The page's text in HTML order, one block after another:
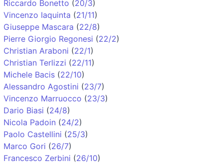
Riccardo Bonetto (20/3)
Vincenzo Iaquinta (21/11)
Giuseppe Mascara (22/8)
Pierre Giorgio Regonesi (22/2)
Christian Araboni (22/1)
Christian Terlizzi (22/11)
Michele Bacis (22/10)
Alessandro Agostini (23/7)
Vincenzo Marruocco (23/3)
Dario Biasi (24/8)
Nicola Padoin (24/2)
Paolo Castellini (25/3)
Marco Gori (26/7)
Francesco Zerbini (26/10)